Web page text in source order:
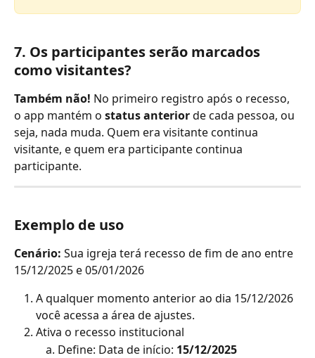
7. Os participantes serão marcados
como visitantes?
Também não! No primeiro registro após o recesso,
o app mantém o status anterior de cada pessoa, ou
seja, nada muda. Quem era visitante continua
visitante, e quem era participante continua
participante.
Exemplo de uso
Cenário: Sua igreja terá recesso de fim de ano entre
15/12/2025 e 05/01/2026
A qualquer momento anterior ao dia 15/12/2026
você acessa a área de ajustes.
Ativa o recesso institucional
Define: Data de início: 15/12/2025